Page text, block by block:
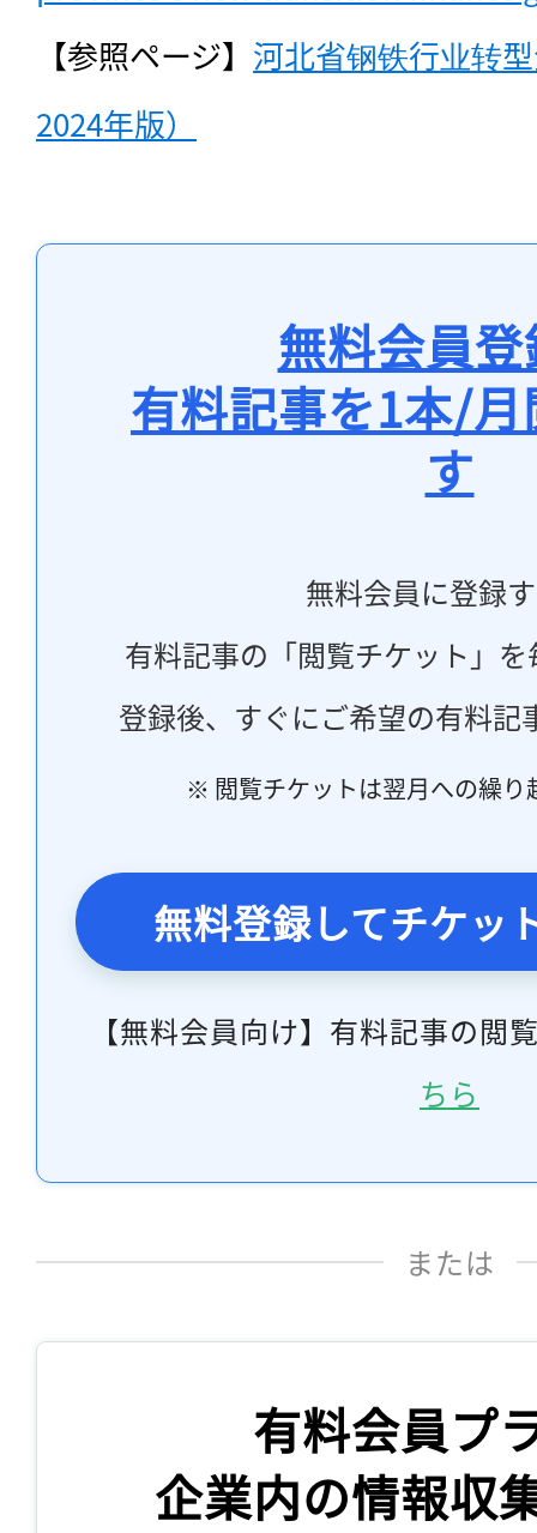
【参照ページ】 河北省钢铁行业转
2024年版）
無料会員
有料記事を1本/
す
無料会員に登録
有料記事の「閲覧チケット」
登録後、すぐにご希望の有料記
※ 閲覧チケットは翌月への繰り
無料登録してチケッ
【無料会員向け】有料記事の閲
ちら
または
有料会員プ
企業内の情報収